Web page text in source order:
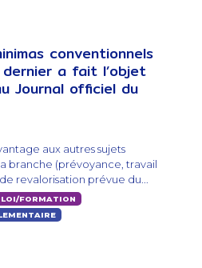
conventionnels
a fait l’objet
Journal officiel du
aux autres sujets
branche (prévoyance, travail
revalorisation prévue du...
FORMATION